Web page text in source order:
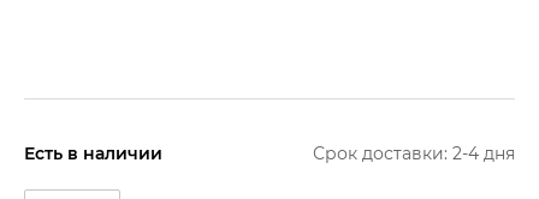
Есть в наличии Срок доставки: 2-4 дня